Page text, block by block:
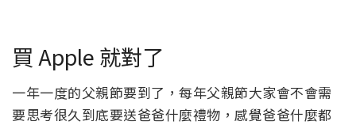
買 Apple 就對了
一年一度的父親節要到了，每年父親節大家會不會需
要思考很久到底要送爸爸什麼禮物，感覺爸爸什麼都